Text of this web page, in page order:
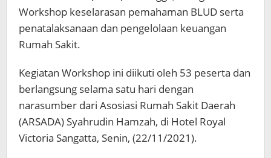
Workshop keselarasan pemahaman BLUD serta
penatalaksanaan dan pengelolaan keuangan
Rumah Sakit.
Kegiatan Workshop ini diikuti oleh 53 peserta dan
berlangsung selama satu hari dengan
narasumber dari Asosiasi Rumah Sakit Daerah
(ARSADA) Syahrudin Hamzah, di Hotel Royal
Victoria Sangatta, Senin, (22/11/2021).